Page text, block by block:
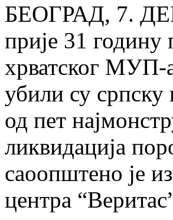
БЕОГРАД, 7.
прије 31 годину
хрватског МУП-
убили су српску
од пет
ликвидација
саоoпштeно је
центра